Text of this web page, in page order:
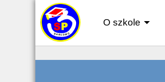
O szkole